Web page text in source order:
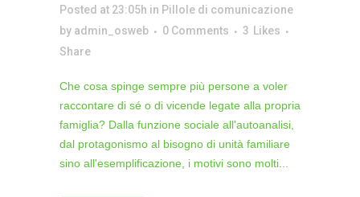
Posted at 23:05h in Pillole di comunicazione
by admin_osweb 0 Comments 3 Likes
Share
Che cosa spinge sempre più persone a voler
raccontare di sé o di vicende legate alla propria
famiglia? Dalla funzione sociale all'autoanalisi,
dal protagonismo al bisogno di unità familiare
sino all'esemplificazione, i motivi sono molti...